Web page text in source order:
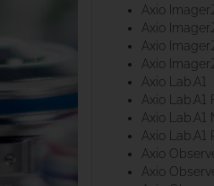
Axio
Axio
Axio
Axio
Axio Lab.A1
Axio Lab.A1
Axio Lab.A1
Axio Lab.A1
Axio
Axio